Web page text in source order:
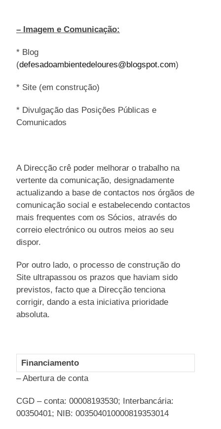
– Imagem e Comunicação:
* Blog
(defesadoambientedeloures@blogspot.com)
* Site (em construção)
* Divulgação das Posições Públicas e
Comunicados
A Direcção crê poder melhorar o trabalho na
vertente da comunicação, designadamente
actualizando a base de contactos nos órgãos de
comunicação social e estabelecendo contactos
mais frequentes com os Sócios, através do
correio electrónico ou outros meios ao seu
dispor.
Por outro lado, o processo de construção do
Site ultrapassou os prazos que haviam sido
previstos, facto que a Direcção tenciona
corrigir, dando a esta iniciativa prioridade
absoluta.
Financiamento
– Abertura de conta
CGD – conta: 00008193530; Interbancária:
00350401; NIB: 003504010000819353014